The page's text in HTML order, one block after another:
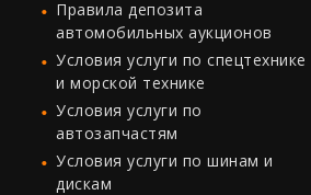
Правила депозита
автомобильных аукционов
Условия услуги по спецтехнике
и морской технике
Условия услуги по
автозапчастям
Условия услуги по шинам и
дискам